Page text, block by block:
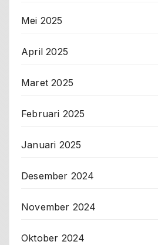
Mei 2025
April 2025
Maret 2025
Februari 2025
Januari 2025
Desember 2024
November 2024
Oktober 2024